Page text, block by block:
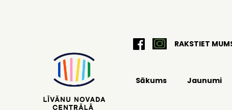
RAKSTIET
Sākums Jaunumi